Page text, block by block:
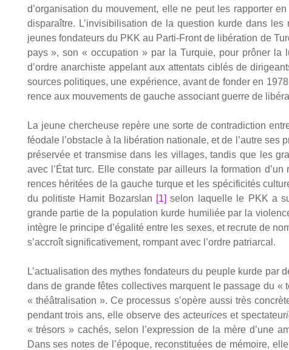
d’organisation du mou­ve­ment, elle ne peut les rap­por­ter
dis­pa­raître. L’invisibilisation de la ques­tion kurde dans
jeunes fon­da­teurs du PKK au Par­ti-Front de libé­ra­tion de
pays », son « occu­pa­tion » par la Tur­quie, pour prô­ner
d’ordre anar­chiste appe­lant aux atten­tats ciblés de
sources poli­tiques, une expé­rience, avant de fon­der en
rence aux mou­ve­ments de gauche asso­ciant guerre de
La jeune cher­cheuse repère une sorte de contra­dic­tion
féo­dale l’obstacle à la libé­ra­tion natio­nale, et de l’autre
pré­ser­vée et trans­mise dans les vil­lages, tan­dis que les
avec l’État turc. Elle constate par ailleurs la for­ma­tion
rences héri­tées de la gauche turque et les spé­ci­fi­ci­tés
du poli­tiste Hamit Bozars­lan [1] selon laquelle le PKK a
grande par­tie de la popu­la­tion kurde humi­liée par la
intègre le prin­cipe d’égalité entre les sexes, et recrute de
s’accroît signi­fi­ca­ti­ve­ment, rom­pant avec l’ordre patriar­cal.
L’actualisation des mythes fon­da­teurs du peuple kurde
dans de grande fêtes col­lec­tives marquent le pas­sage du «
« théâ­tra­li­sa­tion ». Ce pro­ces­sus s’opère aus­si très
pen­dant trois ans, elle observe des acteurices et spec­ta­teur
« tré­sors » cachés, selon l’expression de la mère d’une
Dans ses notes de l’époque, recons­ti­tuées de mémoire,